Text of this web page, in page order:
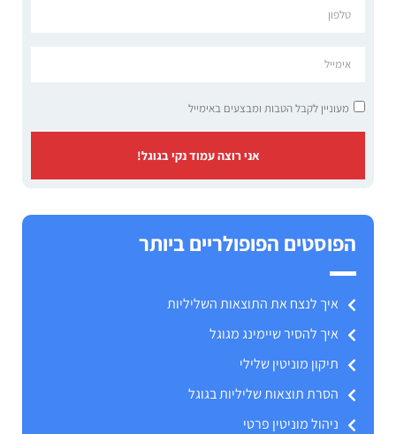
מעוניין לקבל הטבות ומבצעים באימייל
אני רוצה עמוד נקי בגוגל!
הפוסטים הפופולריים ביותר
איך לנצח את התוצאות השליליות
איך להסיר שיימינג מגוגל
תיקון מוניטין שלילי
הסרת תוצאות שליליות בגוגל
ניהול מוניטין פרטי